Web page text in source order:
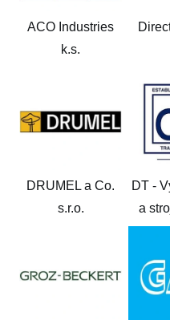
ACO Industries
k.s.
DRUMEL a Co.
s.r.o.
DT -
a